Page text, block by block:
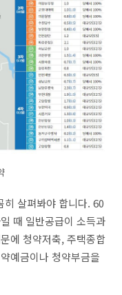
살펴봐야 합니다. 60
때 일반공급이 소득과
에 청약저축, 주택종합
예금이나 청약부금을